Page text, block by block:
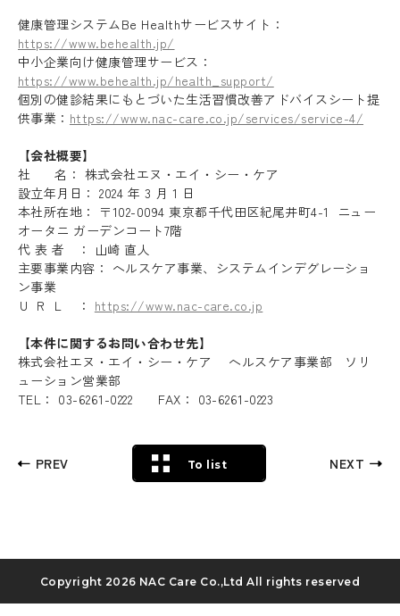
健康管理システムBe Healthサービスサイト：
https://www.behealth.jp/
中小企業向け健康管理サービス：
https://www.behealth.jp/health_support/
個別の健診結果にもとづいた生活習慣改善アドバイスシート提
供事業： https://www.nac-care.co.jp/services/service-4/
【会社概要】
社 名： 株式会社エヌ・エイ・シー・ケア
設立年月日： 2024 年 3 月 1 日
本社所在地： 〒102-0094 東京都千代田区紀尾井町4-1 ニュー
オータニ ガーデンコート7階
代 表 者 ： 山崎 直人
主要事業内容： ヘルスケア事業、システムインデグレーショ
ン事業
Ｕ Ｒ Ｌ ： https://www.nac-care.co.jp
【本件に関するお問い合わせ先】
株式会社エヌ・エイ・シー・ケア ヘルスケア事業部 ソリ
ューション営業部
TEL： 03-6261-0222 FAX： 03-6261-0223
PREV To list NEXT
Copyright 2026 NAC Care Co.,Ltd All rights reserved